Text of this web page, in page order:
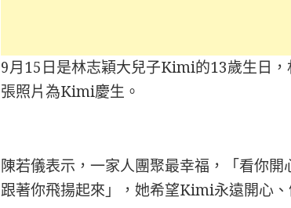
9月15日是林志穎大兒子Kimi的13歲生日
張照片為Kimi慶生。
陳若儀表示，一家人團聚最幸福，「看你
跟著你飛揚起來」，她希望Kimi永遠開心、